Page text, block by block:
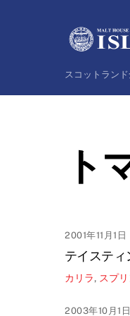
スコットラン
ト
2001年11月1日
テイスティ
カリラ, スプ
2003年10月1日